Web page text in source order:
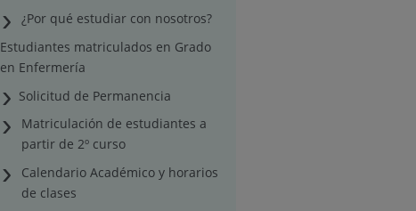
¿Por qué estudiar con nosotros?
Estudiantes matriculados en Grado
en Enfermería
Solicitud de Permanencia
Matriculación de estudiantes a
partir de 2º curso
Calendario Académico y horarios
de clases